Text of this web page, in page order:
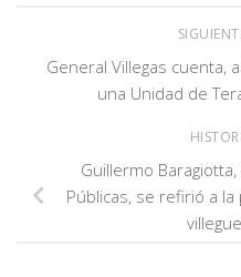
General Villegas cuenta,
una Unidad de
Guillermo
Públicas, se refirió a